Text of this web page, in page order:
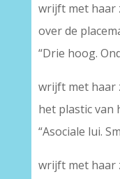
wrijft met haar
over de
“Drie hoog.
wrijft met haar
het plastic van
“Asociale lui.
wrijft met haar